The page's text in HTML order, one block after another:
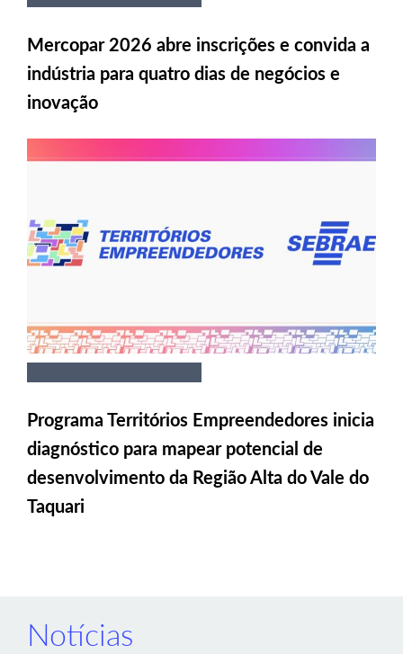
Mercopar 2026 abre inscrições e convida a
indústria para quatro dias de negócios e
inovação
Programa Territórios Empreendedores inicia
diagnóstico para mapear potencial de
desenvolvimento da Região Alta do Vale do
Taquari
Notícias